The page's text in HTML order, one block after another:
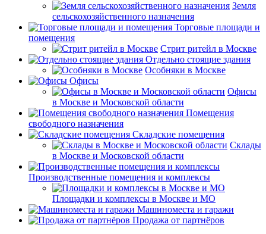
Земля
сельскохозяйственного назначения
Торговые площади и
помещения
Стрит ритейл в Москве
Отдельно стоящие здания
Особняки в Москве
Офисы
Офисы
в Москве и Московской области
Помещения
свободного назначения
Складские помещения
Склады
в Москве и Московской области
Производственные помещения и комплексы
Площадки и комплексы в Москве и МО
Машиноместа и гаражи
Продажа от партнёров